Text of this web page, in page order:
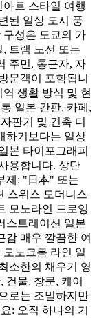
트 스타일 여행
된 일상 도시 풍
구성은 도쿄의 가
트램 노선 또는
주민, 통근자, 자
문객이 포함됩니
생활 방식 및 현
일본 간판, 카페,
판기 및 건축 디
하기보다는 일상
본 타이포그래피
용합니다. 상단
제: "日本" 또는
스위스 모더니스
모노라인 드로잉
스트레이션 일본
감 매우 깔끔한 여
노크롬 라인 일
소한의 채우기 영
물, 창문, 케이
로는 조밀하지만
: 오직 하나의 기